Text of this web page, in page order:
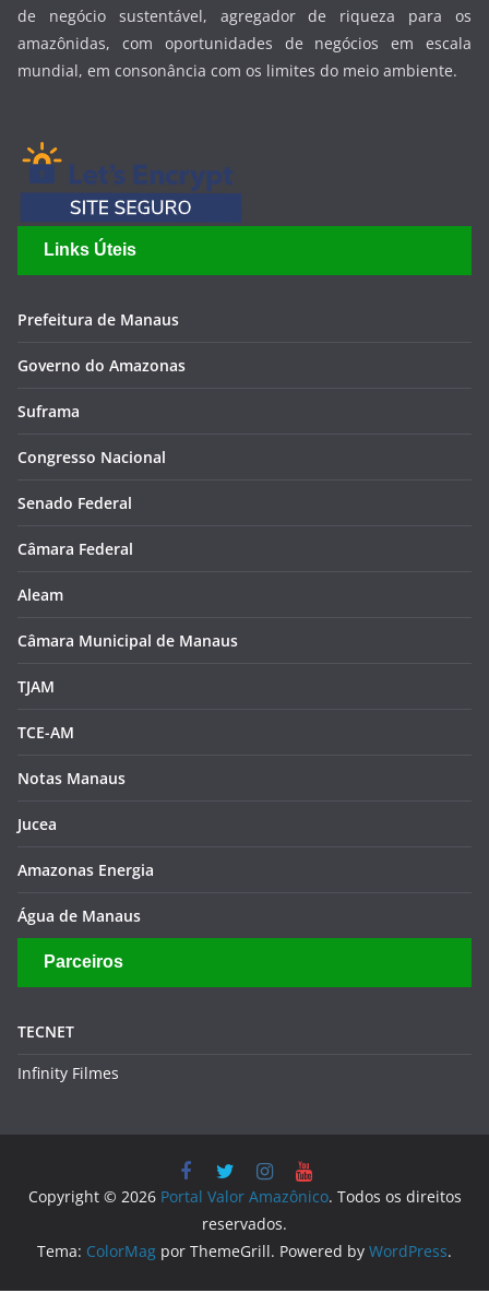
de negócio sustentável, agregador de riqueza para os
amazônidas, com oportunidades de negócios em escala
mundial, em consonância com os limites do meio ambiente.
Links Úteis
Prefeitura de Manaus
Governo do Amazonas
Suframa
Congresso Nacional
Senado Federal
Câmara Federal
Aleam
Câmara Municipal de Manaus
TJAM
TCE-AM
Notas Manaus
Jucea
Amazonas Energia
Água de Manaus
Parceiros
TECNET
Infinity Filmes
Copyright © 2026 Portal Valor Amazônico. Todos os direitos
reservados.
Tema: ColorMag por ThemeGrill. Powered by WordPress.